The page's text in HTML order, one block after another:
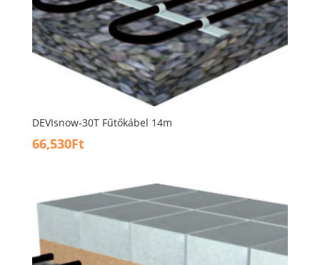
DEVIsnow-30T Fűtőkábel 14m
66,530Ft